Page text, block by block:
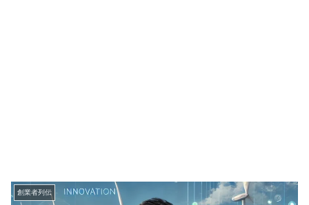
創業者列伝